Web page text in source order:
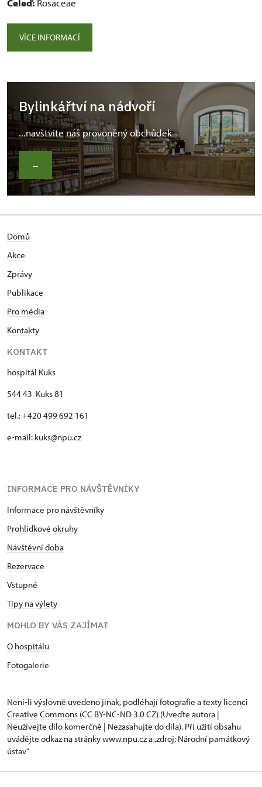
Čeleď: Rosaceae
VÍCE INFORMACÍ
Bylinkářtví na nádvoří
...navštvite náš provoněný obchůdek
→
Domů
Akce
Zprávy
Publikace
Pro média
Kontakty
KONTAKT
hospitál Kuks
544 43 Kuks 81
tel.: +420 499 692 161
e-mail: kuks@npu.cz
INFORMACE PRO NÁVŠTĚVNÍKY
Informace pro návštěvníky
Prohlídkové okruhy
Návštěvní doba
Rezervace
Vstupné
Tipy na výlety
MOHLO BY VÁS ZAJÍMAT
O hospitálu
Fotogalerie
Není-li výslovně uvedeno jinak, podléhají fotografie a texty licenci
Creative Commons (CC BY-NC-ND 3.0 CZ) (Uveďte autora |
Neužívejte dílo komerčně | Nezasahujte do díla). Při užití obsahu
uvádějte odkaz na stránky www.npu.cz a „zdroj: Národní památkový
ústav“